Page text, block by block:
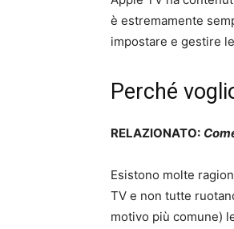
è estremamente
impostare e gestire
Perché
RELAZIONATO:
Esistono molte
TV e non tutte
motivo più comune)